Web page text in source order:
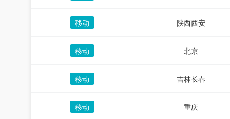
移动 陕西西安
移动 北京
移动 吉林长春
移动 重庆